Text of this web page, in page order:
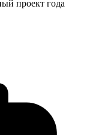
проект года